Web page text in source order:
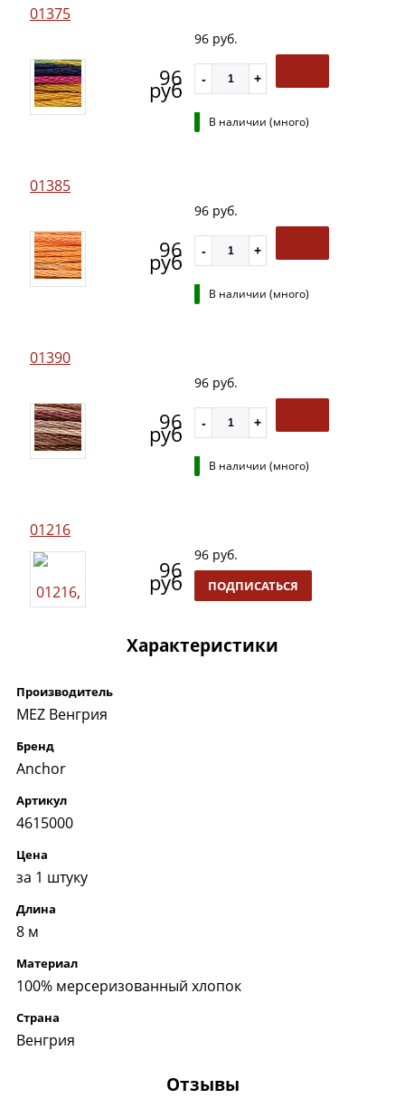
01375
96
руб
96 руб.
В наличии (много)
01385
96
руб
96 руб.
В наличии (много)
01390
96
руб
96 руб.
В наличии (много)
01216
96
руб
96 руб.
ПОДПИСАТЬСЯ
Характеристики
Производитель
MEZ Венгрия
Бренд
Anchor
Артикул
4615000
Цена
за 1 штуку
Длина
8 м
Материал
100% мерсеризованный хлопок
Страна
Венгрия
Отзывы